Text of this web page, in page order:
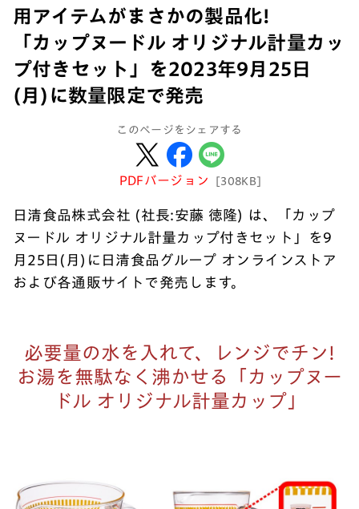
用アイテムがまさかの製品化!
「カップヌードル オリジナル計量カッ
プ付きセット」を2023年9月25日
(月)に数量限定で発売
このページをシェアする
PDFバージョン [308KB]
日清食品株式会社 (社長:安藤 徳隆) は、「カップ
ヌードル オリジナル計量カップ付きセット」を9
月25日(月)に日清食品グループ オンラインストア
および各通販サイトで発売します。
必要量の水を入れて、レンジでチン!
お湯を無駄なく沸かせる「カップヌー
ドル オリジナル計量カップ」